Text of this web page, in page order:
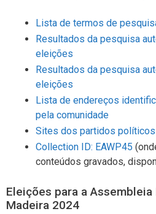
Lista de termos de
Resultados da pesquisa
eleições
Resultados da pesquisa
eleições
Lista de endereços
pela comunidade
Sites dos partidos políticos
Collection ID: EAWP45
conteúdos gravados,
Eleições para a
Madeira 2024